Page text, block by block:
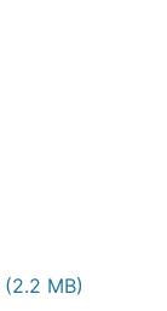
(2.2 MB)